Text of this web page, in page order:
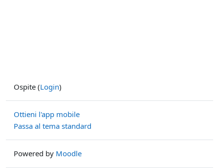
Ospite (Login)
Ottieni l'app mobile
Passa al tema standard
Powered by Moodle